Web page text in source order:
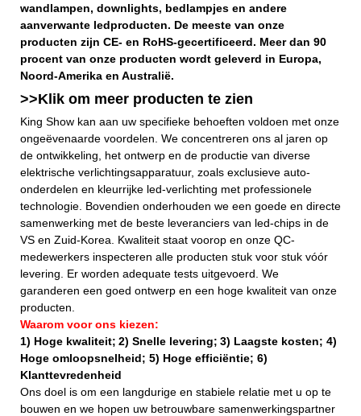
wandlampen, downlights, bedlampjes en andere
aanverwante ledproducten. De meeste van onze
producten zijn CE- en RoHS-gecertificeerd. Meer dan 90
procent van onze producten wordt geleverd in Europa,
Noord-Amerika en Australië.
>>Klik om meer producten te zien
King Show kan aan uw specifieke behoeften voldoen met onze
ongeëvenaarde voordelen. We concentreren ons al jaren op
de ontwikkeling, het ontwerp en de productie van diverse
elektrische verlichtingsapparatuur, zoals exclusieve auto-
onderdelen en kleurrijke led-verlichting met professionele
technologie. Bovendien onderhouden we een goede en directe
samenwerking met de beste leveranciers van led-chips in de
VS en Zuid-Korea. Kwaliteit staat voorop en onze QC-
medewerkers inspecteren alle producten stuk voor stuk vóór
levering. Er worden adequate tests uitgevoerd. We
garanderen een goed ontwerp en een hoge kwaliteit van onze
producten.
Waarom voor ons kiezen:
1) Hoge kwaliteit; 2) Snelle levering; 3) Laagste kosten; 4)
Hoge omloopsnelheid; 5) Hoge efficiëntie; 6)
Klanttevredenheid
Ons doel is om een ​​langdurige en stabiele relatie met u op te
bouwen en we hopen uw betrouwbare samenwerkingspartner